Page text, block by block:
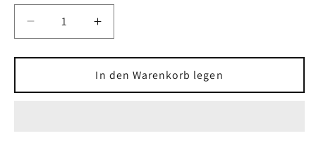
Verringere
die
Menge
1x
Erhöhe
die
Menge
für
1x
In den Warenkorb legen